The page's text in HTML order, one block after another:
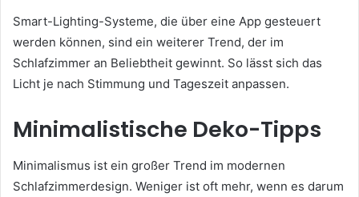
Smart-Lighting-Systeme, die über eine App gesteuert
werden können, sind ein weiterer Trend, der im
Schlafzimmer an Beliebtheit gewinnt. So lässt sich das
Licht je nach Stimmung und Tageszeit anpassen.
Minimalistische Deko-Tipps
Minimalismus ist ein großer Trend im modernen
Schlafzimmerdesign. Weniger ist oft mehr, wenn es darum